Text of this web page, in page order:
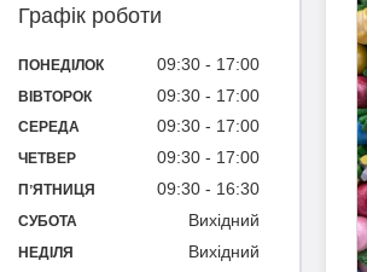
Графік роботи
ПОНЕДІЛОК 09:30 17:00
ВІВТОРОК 09:30 17:00
СЕРЕДА 09:30 17:00
ЧЕТВЕР 09:30 17:00
ПʼЯТНИЦЯ 09:30 16:30
СУБОТА Вихідний
НЕДІЛЯ Вихідний